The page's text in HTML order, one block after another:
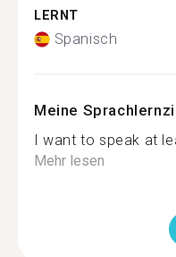
LERNT
Spanisch
Meine
I want to speak at
Mehr lesen